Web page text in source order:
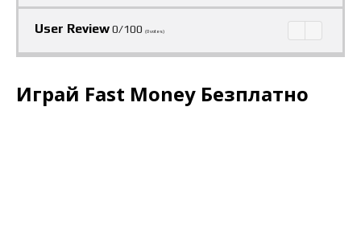
User Review0/100 (0votes)
Играй Fast Money Безплатно